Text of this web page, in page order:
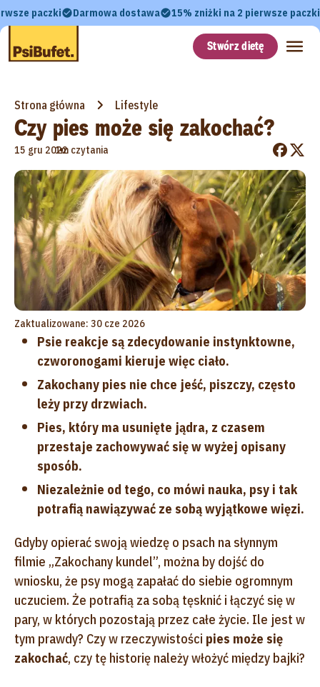
paczki Darmowa dostawa 15% zniżki na 2 pierwsze paczki
Stwórz dietę
Strona główna Lifestyle
Czy pies może się zakochać?
15 gru 2022
•
1m czytania
Zaktualizowane: 30 cze 2026
Psie reakcje są zdecydowanie instynktowne,
czworonogami kieruje więc ciało.
Zakochany pies nie chce jeść, piszczy, często
leży przy drzwiach.
Pies, który ma usunięte jądra, z czasem
przestaje zachowywać się w wyżej opisany
sposób.
Niezależnie od tego, co mówi nauka, psy i tak
potrafią nawiązywać ze sobą wyjątkowe więzi.
Gdyby opierać swoją wiedzę o psach na słynnym
filmie „Zakochany kundel”, można by dojść do
wniosku, że psy mogą zapałać do siebie ogromnym
uczuciem. Że potrafią za sobą tęsknić i łączyć się w
pary, w których pozostają przez całe życie. Ile jest w
tym prawdy? Czy w rzeczywistości pies może się
zakochać, czy tę historię należy włożyć między bajki?